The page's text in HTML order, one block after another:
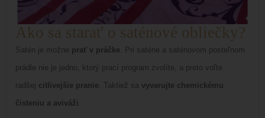
Ako sa starať o saténové obliečky?
Satén je možne prať v práčke . Pri saténe a saténovom posteľnom
prádle nie je jedno, ktorý prací program zvolíte, a preto voľte
radšej citlivejšie pranie . Taktiež sa vyvarujte chemickému
čisteniu a aviváži